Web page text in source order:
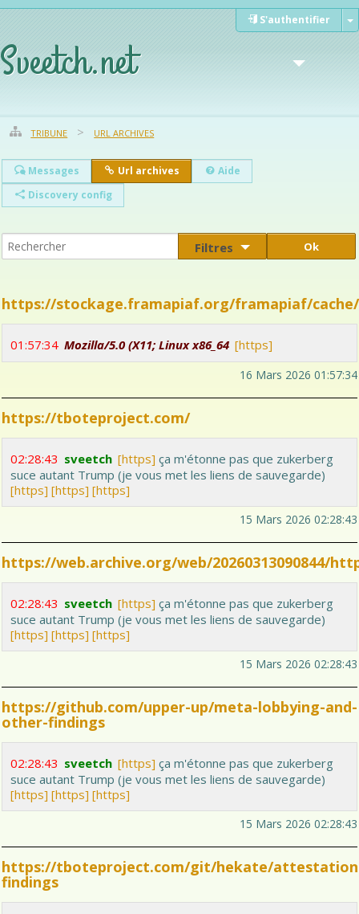
Sveetch.net
Weblog
S'authentifier
TRIBUNE URL ARCHIVES
Messages Url archives
Aide
Discovery config
Filtres
https://stockage.framapiaf.org/framapiaf/cache/
01:57:34 Mozilla/5.0 (X11; Linux x86_64 [https]
16 Mars 2026 01:57:34
https://tboteproject.com/
02:28:43 sveetch [https] ça m'étonne pas que zukerberg
suce autant Trump (je vous met les liens de sauvegarde)
[https] [https] [https]
15 Mars 2026 02:28:43
https://web.archive.org/web/20260313090844/
02:28:43 sveetch [https] ça m'étonne pas que zukerberg
suce autant Trump (je vous met les liens de sauvegarde)
[https] [https] [https]
15 Mars 2026 02:28:43
https://github.com/upper-up/meta-lobbying-and-
other-findings
02:28:43 sveetch [https] ça m'étonne pas que zukerberg
suce autant Trump (je vous met les liens de sauvegarde)
[https] [https] [https]
15 Mars 2026 02:28:43
https://tboteproject.com/git/hekate/
findings